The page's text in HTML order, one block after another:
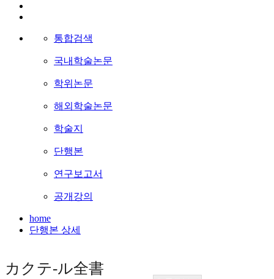
통합검색
국내학술논문
학위논문
해외학술논문
학술지
단행본
연구보고서
공개강의
home
단행본 상세
カクテ-ル全書